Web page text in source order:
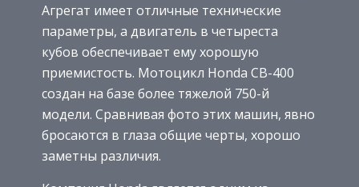
Агрегат имеет отличные технические
параметры, а двигатель в четыреста
кубов обеспечивает ему хорошую
приемистость. Мотоцикл Honda CB-400
создан на базе более тяжелой 750-й
модели. Сравнивая фото этих машин, явно
бросаются в глаза общие черты, хорошо
заметны различия.